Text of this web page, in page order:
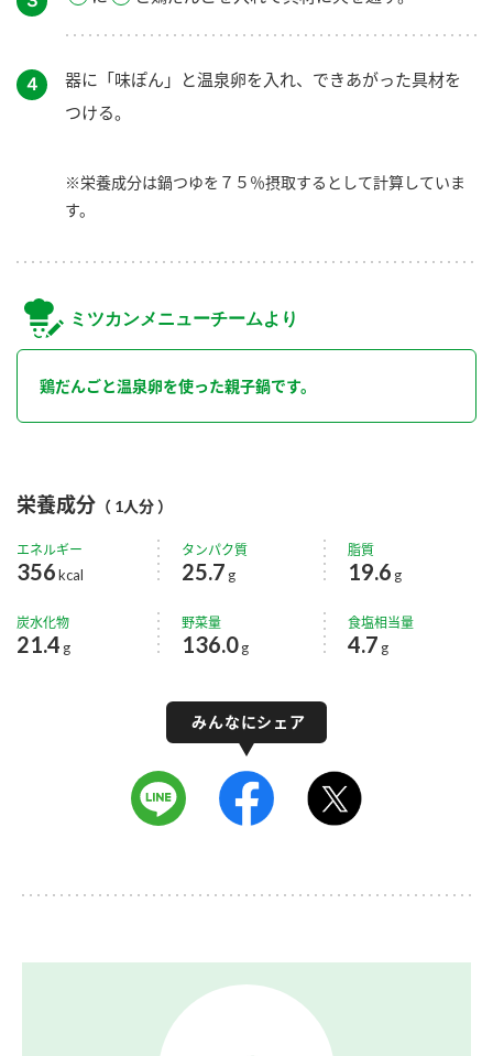
４
器に「味ぽん」と温泉卵を入れ、できあがった具材を
つける。
※栄養成分は鍋つゆを７５％摂取するとして計算していま
す。
ミツカンメニューチームより
鶏だんごと温泉卵を使った親子鍋です。
栄養成分 （ 1人分 ）
エネルギー
356kcal
タンパク質
25.7 g
脂質
19.6 g
炭水化物
21.4 g
野菜量
136.0g
食塩相当量
4.7 g